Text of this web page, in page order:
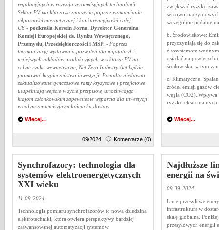
regulacyjnych w rozwoju zeroemisyjnych technologii.
Sektor PV ma kluczowe znaczenie poprzez wzmacnianie
odporności energetycznej i konkurencyjności całej
UE - podkreśla Kerstin Jorna, Dyrektor Generalna
Komisji Europejskiej ds. Rynku Wewnętrznego,
Przemysłu, Przedsiębiorczości i MŚP. - Poprzez
harmonizację wydawania pozwoleń dla gigafabryk i
mniejszych zakładówprodukcyjnych w sektorze PV na
całym rynku wewnętrznym, Net-Zero Industry Act będzie
promować bezpieczeństwo inwestycji. Ponadto niedawno
zaktualizowane tymczasowe ramy kryzysowe i przejściowe
uzupełniają wejście w życie przepisów, umożliwiając
krajom członkowskim zapewnienie wsparcia dla inwestycji
w całym zeroemisyjnym łańcuchu dostaw.
Więcej...
09/2024 Komentarze (0)
zwiększać ryzyko
sercowo-
szczególnie podatne
b. Środowiskowe:
przyczyniają się do
ekosystemom
osiadać na
środowiska, w tym
c. Klimatyczne:
źródeł emisji gazów
węgla (CO2).
ryzyko
Więcej...
Synchrofazory: technologia dla
systemów elektroenergetycznych
XXI wieku
11-09-2024
Technologia pomiaru synchrofazorów to nowa dziedzina
elektrotechniki, która otwiera perspektywy bardziej
zaawansowanej automatyzacji systemów
Najdłuższe
energii na
09-09-2024
Linie przesyłowe
infrastrukturą w
skalę globalną.
przesyłowych energii